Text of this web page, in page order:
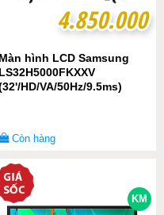
4.850.000
4.850.000
Màn hình LCD Samsung
LS32H5000FKXXV
HD/VA/50Hz/9.5ms)
Còn hàng
KM